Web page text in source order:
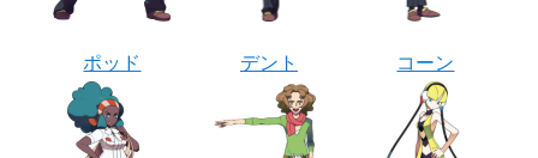
ポッド デント コーン